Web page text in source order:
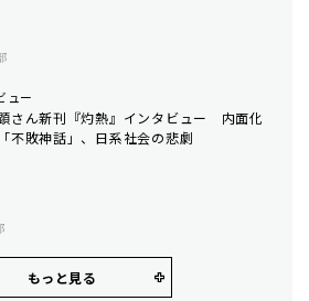
ュー
さん新刊『灼熱』インタビュー 内面化
不敗神話」、日系社会の悲劇
もっと見る